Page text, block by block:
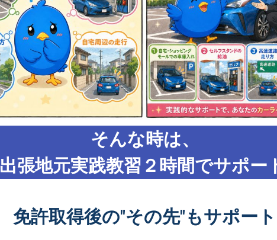
そんな時は、
出張地元実践教習２時間でサポー
免許取得後の"その先"もサポート